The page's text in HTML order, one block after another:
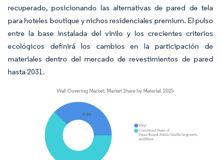
recuperado, posicionando las alternativas de pared de tela
para hoteles boutique y nichos residenciales premium. El pulso
entre la base instalada del vinilo y los crecientes criterios
ecológicos definirá los cambios en la participación de
materiales dentro del mercado de revestimientos de pared
hasta 2031.